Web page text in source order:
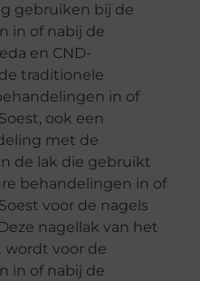
gebruiken bij de
in of nabij de
en CND-
traditionele
in of
ook een
met de
de lak die gebruikt
behandelingen in of
voor de nagels
nagellak van het
wordt voor de
in of nabij de